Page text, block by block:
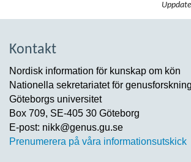
Kontakt
Nordisk information för kunskap om kön
Nationella sekretariatet för
Göteborgs universitet
Box 709, SE-405 30 Göteborg
E-post: nikk@genus.gu.se
Prenumerera på våra informationsutskick